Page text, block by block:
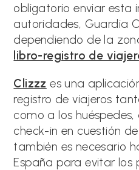
obligatorio enviar esta
autoridades, Guardia
dependiendo de la
libro-registro de
Clizzz es una
registro de viajeros
como a los
check-in en cuestión
también es necesario
España para evitar los